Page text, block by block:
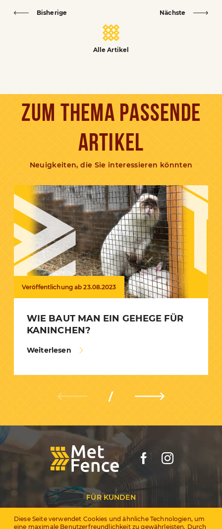
Bisherige
Alle Artikel
Nächste
ZUM THEMA PASSENDE
ARTIKEL
Neuigkeiten, die Sie interessieren könnten
Veröffentlichung ab 23.08.2023
WIE BAUT MAN EIN GEHEGE FÜR
KANINCHEN?
Weiterlesen
FÜR KUNDEN
За дилърите
Diese Seite verwendet Cookies und ähnliche Technologien, um
eine maximale Benutzerfreundlichkeit zu gewährleisten. Durch